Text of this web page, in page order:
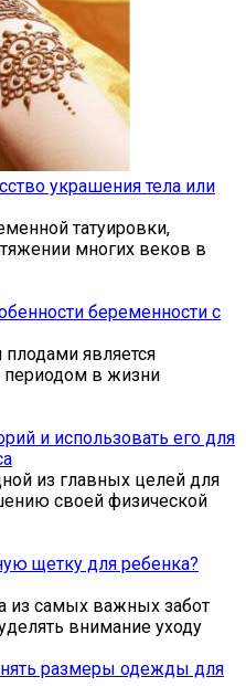
украшения тела или
татуировки,
многих веков в
беременности с
является
в жизни
и использовать его для
из главных целей для
своей физической
щетку для ребенка?
из самых важных забот
внимание уходу
размеры одежды для